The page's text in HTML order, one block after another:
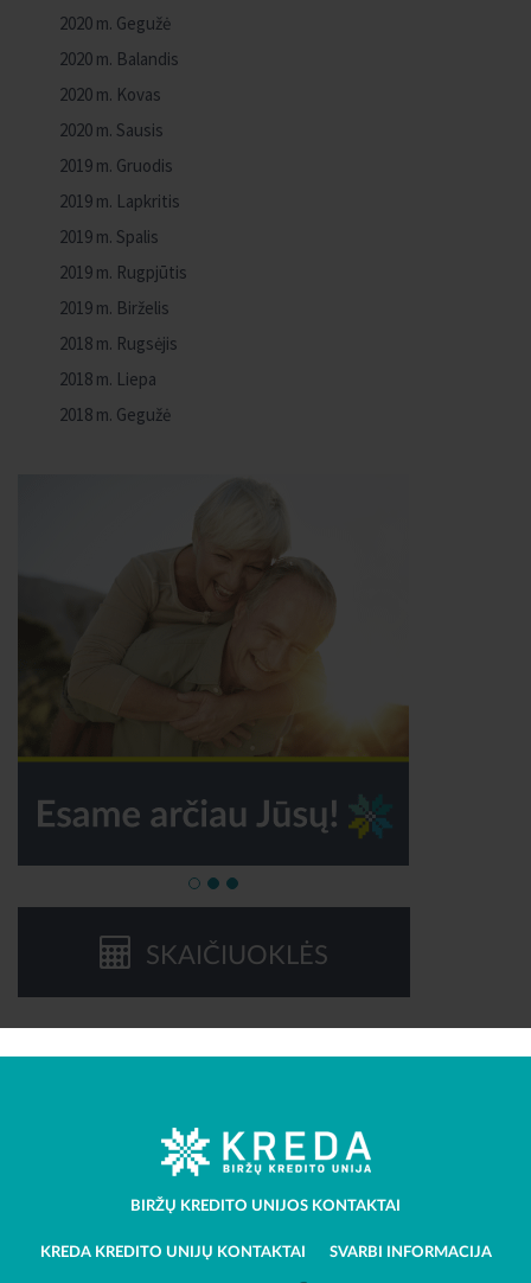
2020 m. Gegužė
2020 m. Balandis
2020 m. Kovas
2020 m. Sausis
2019 m. Gruodis
2019 m. Lapkritis
2019 m. Spalis
2019 m. Rugpjūtis
2019 m. Birželis
2018 m. Rugsėjis
2018 m. Liepa
2018 m. Gegužė
SKAIČIUOKLĖS
BIRŽŲ KREDITO UNIJOS KONTAKTAI
KREDA KREDITO UNIJŲ KONTAKTAI SVARBI INFORMACIJA